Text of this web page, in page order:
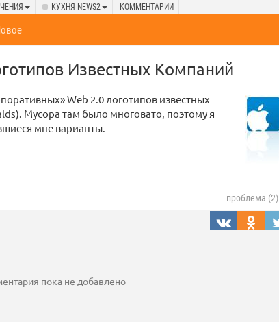
КУХНЯ NEWS2 КОММЕНТАРИИ
Известных Компаний
Web 2.0 логотипов известных
Мусора там было многовато, поэтому я
мне варианты.
проблема (2)
пока не добавлено